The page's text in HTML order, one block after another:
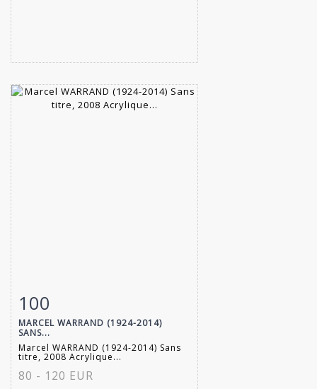
Fiche détaillée
100
MARCEL WARRAND (1924-2014)
SANS...
Marcel WARRAND (1924-2014) Sans
titre, 2008 Acrylique...
80 - 120 EUR